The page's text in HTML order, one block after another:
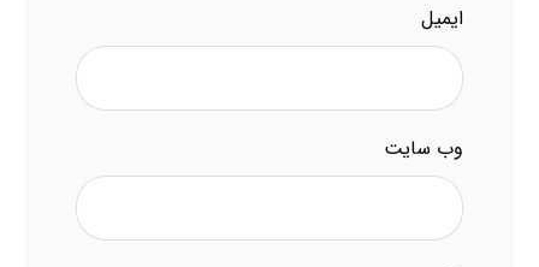
ایمیل
وب‌ سایت